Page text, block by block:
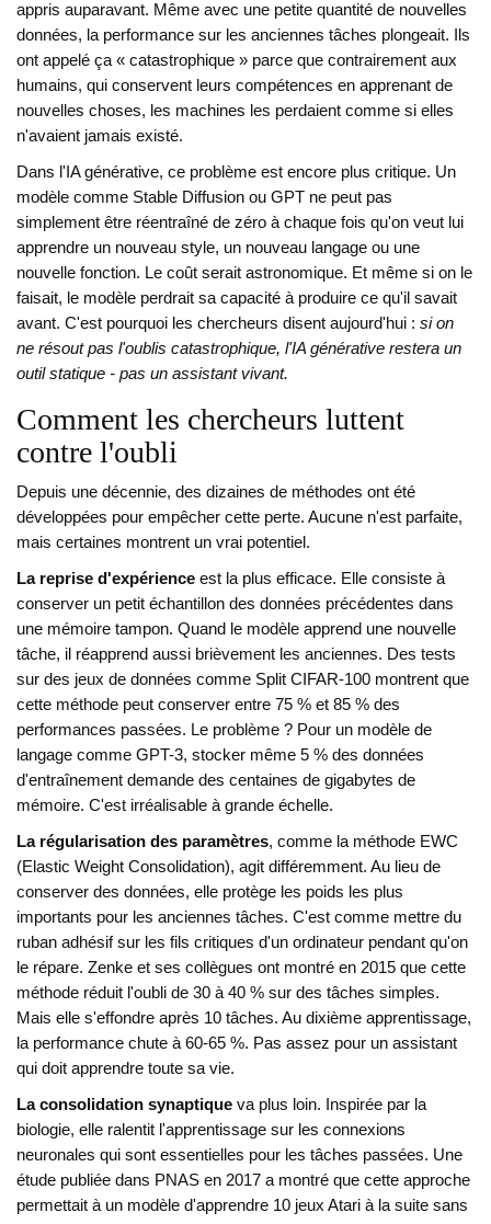
appris auparavant. Même avec une petite quantité de nouvelles
données, la performance sur les anciennes tâches plongeait. Ils
ont appelé ça « catastrophique » parce que contrairement aux
humains, qui conservent leurs compétences en apprenant de
nouvelles choses, les machines les perdaient comme si elles
n'avaient jamais existé.
Dans l'IA générative, ce problème est encore plus critique. Un
modèle comme Stable Diffusion ou GPT ne peut pas
simplement être réentraîné de zéro à chaque fois qu'on veut lui
apprendre un nouveau style, un nouveau langage ou une
nouvelle fonction. Le coût serait astronomique. Et même si on le
faisait, le modèle perdrait sa capacité à produire ce qu'il savait
avant. C'est pourquoi les chercheurs disent aujourd'hui : si on
ne résout pas l'oublis catastrophique, l'IA générative restera un
outil statique - pas un assistant vivant.
Comment les chercheurs luttent
contre l'oubli
Depuis une décennie, des dizaines de méthodes ont été
développées pour empêcher cette perte. Aucune n'est parfaite,
mais certaines montrent un vrai potentiel.
La reprise d'expérience est la plus efficace. Elle consiste à
conserver un petit échantillon des données précédentes dans
une mémoire tampon. Quand le modèle apprend une nouvelle
tâche, il réapprend aussi brièvement les anciennes. Des tests
sur des jeux de données comme Split CIFAR-100 montrent que
cette méthode peut conserver entre 75 % et 85 % des
performances passées. Le problème ? Pour un modèle de
langage comme GPT-3, stocker même 5 % des données
d'entraînement demande des centaines de gigabytes de
mémoire. C'est irréalisable à grande échelle.
La régularisation des paramètres, comme la méthode EWC
(Elastic Weight Consolidation), agit différemment. Au lieu de
conserver des données, elle protège les poids les plus
importants pour les anciennes tâches. C'est comme mettre du
ruban adhésif sur les fils critiques d'un ordinateur pendant qu'on
le répare. Zenke et ses collègues ont montré en 2015 que cette
méthode réduit l'oubli de 30 à 40 % sur des tâches simples.
Mais elle s'effondre après 10 tâches. Au dixième apprentissage,
la performance chute à 60-65 %. Pas assez pour un assistant
qui doit apprendre toute sa vie.
La consolidation synaptique va plus loin. Inspirée par la
biologie, elle ralentit l'apprentissage sur les connexions
neuronales qui sont essentielles pour les tâches passées. Une
étude publiée dans PNAS en 2017 a montré que cette approche
permettait à un modèle d'apprendre 10 jeux Atari à la suite sans